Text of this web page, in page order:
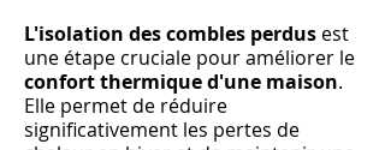
L'isolation des combles perdus est
une étape cruciale pour améliorer le
confort thermique d'une maison.
Elle permet de réduire
significativement les pertes de